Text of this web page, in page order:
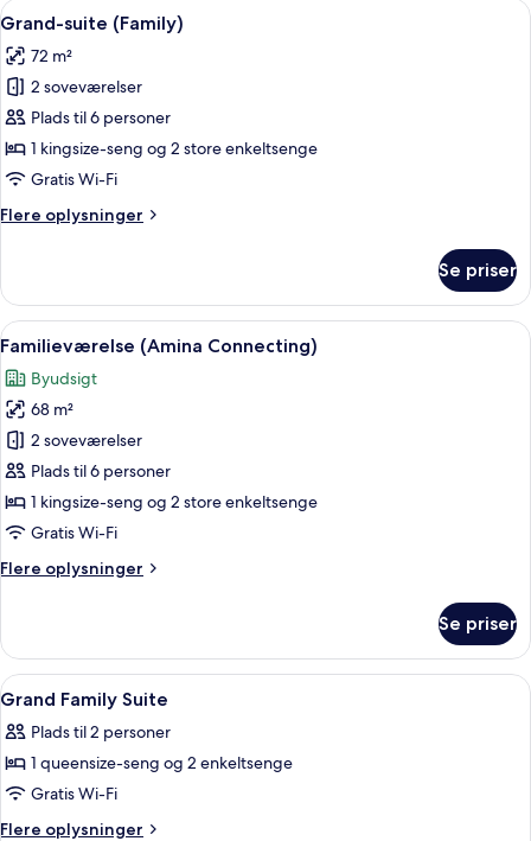
pool
(Village)
dobbeltseng
2
enkeltsenge
udsigt
til
pool
(Village)
Indlæs
alle
billeder
af
Grand-
suite
(Family)
Et hotelværelse med seng,
9
Grand-suite (Family)
72 m²
2 soveværelser
Plads til 6 personer
1 kingsize-seng og 2 store enkeltsenge
Gratis Wi-Fi
Flere oplysninger
Flere
suite
(Family)
Se priser
Indlæs
alle
billeder
af
Familieværelse
(Amina
Connecting)
Et hotelværelse med to senge, et
8
Familieværelse (Amina Connecting)
Byudsigt
68 m²
2 soveværelser
Plads til 6 personer
1 kingsize-seng og 2 store enkeltsenge
Gratis Wi-Fi
Flere oplysninger
Flere
(Amina
Connecting)
Se priser
Indlæs
alle
billeder
af
Grand
Family
Et hotelværelse med to senge, en
7
Grand Family Suite
Plads til 2 personer
1 queensize-seng og 2 enkeltsenge
Gratis Wi-Fi
Flere oplysninger
Flere